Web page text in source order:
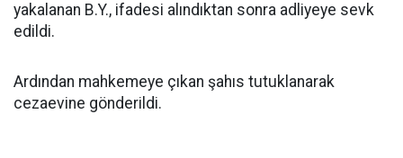
yakalanan B.Y., ifadesi alındıktan sonra adliyeye sevk
edildi.
Ardından mahkemeye çıkan şahıs tutuklanarak
cezaevine gönderildi.